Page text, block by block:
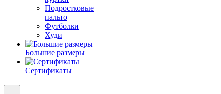
Подростковые
пальто
Футболки
Худи
Большие размеры
Сертификаты